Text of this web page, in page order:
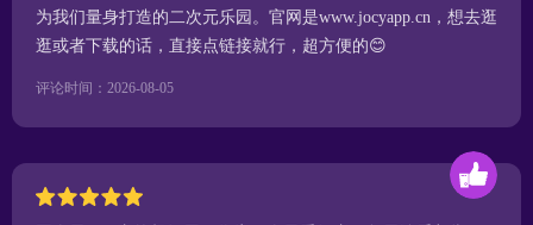
为我们量身打造的二次元乐园。官网是www.jocyapp.cn，想去逛
逛或者下载的话，直接点链接就行，超方便的😊
评论时间：2026-08-05